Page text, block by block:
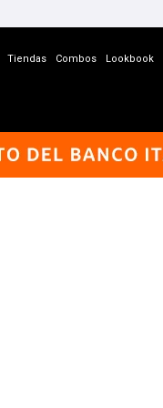
Tiendas Combos Lookbook